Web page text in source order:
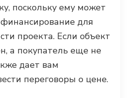
поскольку ему может
для
проекта. Если объект
а покупатель еще не
дает вам
переговоры о цене.